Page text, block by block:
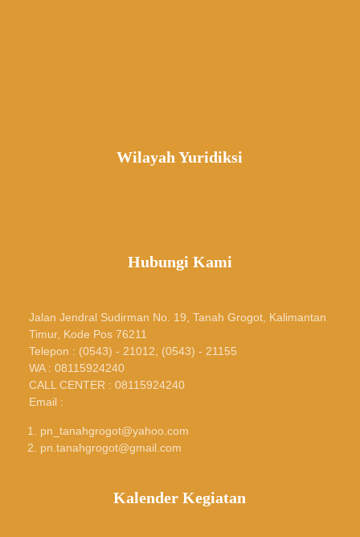
Wilayah Yuridiksi
Hubungi Kami
Jalan Jendral Sudirman No. 19, Tanah Grogot, Kalimantan
Timur, Kode Pos 76211
Telepon : (0543) - 21012, (0543) - 21155
WA : 08115924240
CALL CENTER : 08115924240
Email :
pn_tanahgrogot@yahoo.com
pn.tanahgrogot@gmail.com
Kalender Kegiatan